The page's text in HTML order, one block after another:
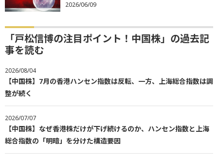
2026/06/09
「戸松信博の注目ポイント！中国株」の過去記
事を読む
2026/08/04
【中国株】7月の香港ハンセン指数は反転、一方、上海総合指数は調
整が続く
2026/07/07
【中国株】なぜ香港株だけが下げ続けるのか、ハンセン指数と上海
総合指数の「明暗」を分けた構造要因